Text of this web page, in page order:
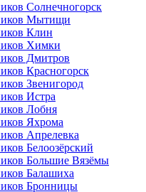
Солнечногорск
Мытищи
Клин
Химки
Дмитров
Красногорск
Звенигород
Истра
Лобня
Яхрома
Апрелевка
Белоозёрский
Большие Вязёмы
Балашиха
Бронницы